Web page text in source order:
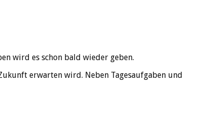
wird es schon bald wieder geben.
erwarten wird. Neben Tagesaufgaben und